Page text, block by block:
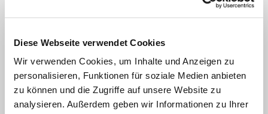
Diese Webseite verwendet Cookies
Wir verwenden Cookies, um Inhalte und Anzeigen zu
personalisieren, Funktionen für soziale Medien anbieten
zu können und die Zugriffe auf unsere Website zu
analysieren. Außerdem geben wir Informationen zu Ihrer